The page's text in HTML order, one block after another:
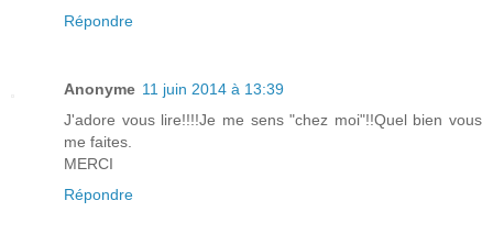
Répondre
Anonyme 11 juin 2014 à 13:39
J'adore vous lire!!!!Je me sens "chez moi"!!Quel bien vous
me faites.
MERCI
Répondre